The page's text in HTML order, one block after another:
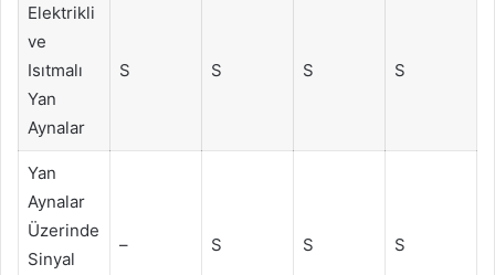
Elektrikli
ve
Isıtmalı
Yan
Aynalar
S S S S
Yan
Aynalar
Üzerinde
Sinyal
– S S S